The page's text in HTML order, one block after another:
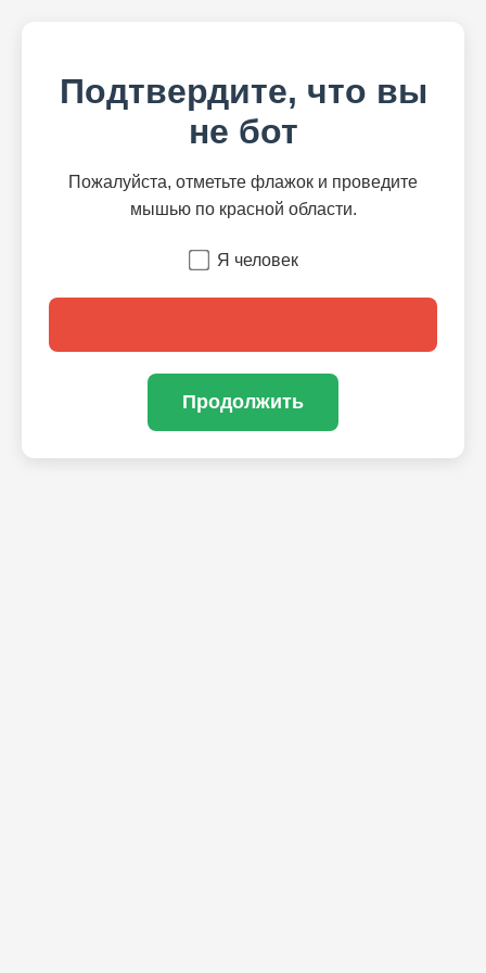
Подтвердите, что вы
не бот
Пожалуйста, отметьте флажок и проведите
мышью по красной области.
Я человек
Продолжить